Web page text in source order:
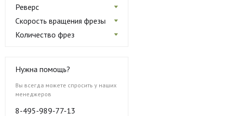
Реверс
Скорость вращения фрезы
Количество фрез
Нужна помощь?
Вы всегда можете спросить у наших
менеджеров
8-495-989-77-13